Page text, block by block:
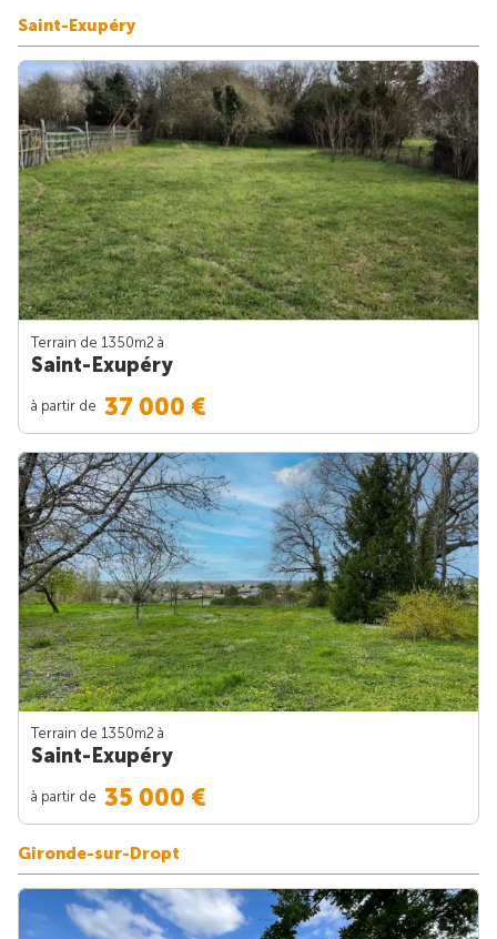
Saint-Exupéry
Terrain de 1350m2 à
Saint-Exupéry
à partir de 37 000 €
Terrain de 1350m2 à
Saint-Exupéry
à partir de 35 000 €
Gironde-sur-Dropt